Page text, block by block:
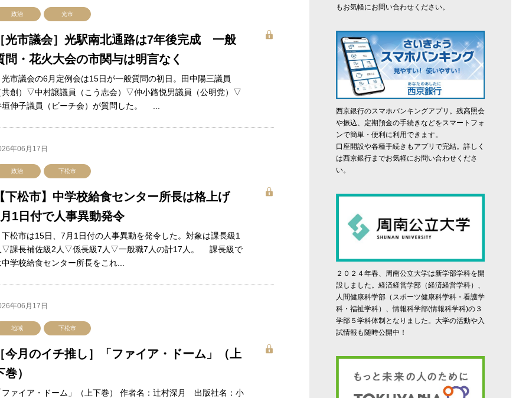
政治 光市
光市議会］光駅南北通路は7年後完成 一般
問・花火大会の市関与は明言なく
市議会の6月定例会は15日が一般質問の初日。田中陽三議員
共創）▽中村譲議員（こう志会）▽仲小路悦男議員（公明党）▽
垣伸子議員（ビーチ会）が質問した。 ...
年06月17日
政治 下松市
下松市】中学校給食センター所長は格上げ
1日付で人事異動発令
松市は15日、7月1日付の人事異動を発令した。対象は課長級1
▽課長補佐級2人▽係長級7人▽一般職7人の計17人。 課長級で
学校給食センター所長をこれ...
年06月17日
地域 下松市
今月のイチ推し］「ファイア・ドーム」（上
巻）
ファイア・ドーム」（上下巻） 作者名：辻村深月 出版社名：小
もお気軽にお問い合わせください。
西京銀行のスマホバンキングアプリ。残高照会
や振込、定期預金の手続きなどをスマートフォ
ンで簡単・便利に利用できます。
口座開設や各種手続きもアプリで完結。詳しく
は西京銀行までお気軽にお問い合わせくださ
い。
２０２４年春、周南公立大学は新学部学科を開
設しました。経済経営学部（経済経営学科）、
人間健康科学部（スポーツ健康科学科・看護学
科・福祉学科）、情報科学部(情報科学科)の３
学部５学科体制となりました。大学の活動や入
試情報も随時公開中！